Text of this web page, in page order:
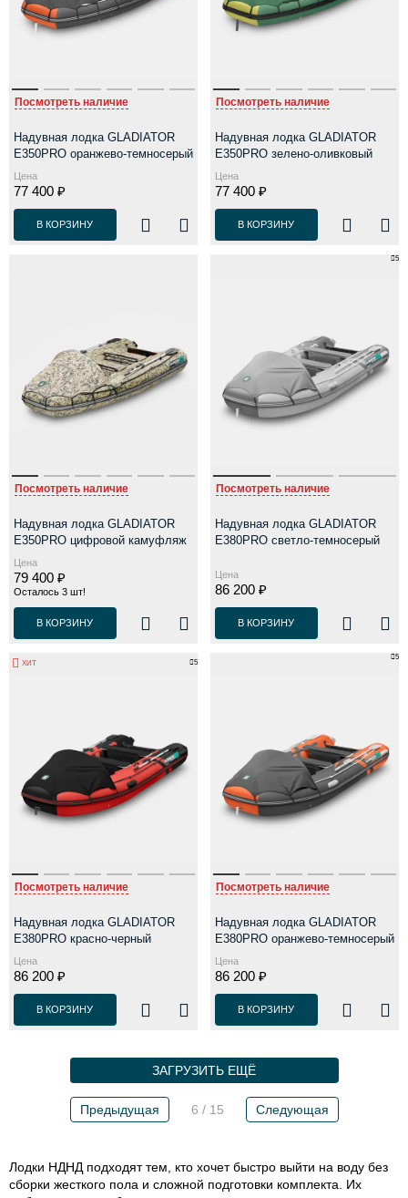
Посмотреть наличие
Надувная лодка GLADIATOR
E350PRO оранжево-темносерый
Цена
77 400 ₽
В КОРЗИНУ
Посмотреть наличие
Надувная лодка GLADIATOR
E350PRO зелено-оливковый
Цена
77 400 ₽
В КОРЗИНУ
Посмотреть наличие
Надувная лодка GLADIATOR
E350PRO цифровой камуфляж
Цена
79 400 ₽
Осталось 3 шт!
В КОРЗИНУ
5
Посмотреть наличие
Надувная лодка GLADIATOR
E380PRO светло-темносерый
Цена
86 200 ₽
В КОРЗИНУ
ХИТ 5
Посмотреть наличие
Надувная лодка GLADIATOR
E380PRO красно-черный
Цена
86 200 ₽
В КОРЗИНУ
5
Посмотреть наличие
Надувная лодка GLADIATOR
E380PRO оранжево-темносерый
Цена
86 200 ₽
В КОРЗИНУ
ЗАГРУЗИТЬ ЕЩЁ
Предыдущая 6 / 15 Следующая
Лодки НДНД подходят тем, кто хочет быстро выйти на воду без
сборки жесткого пола и сложной подготовки комплекта. Их